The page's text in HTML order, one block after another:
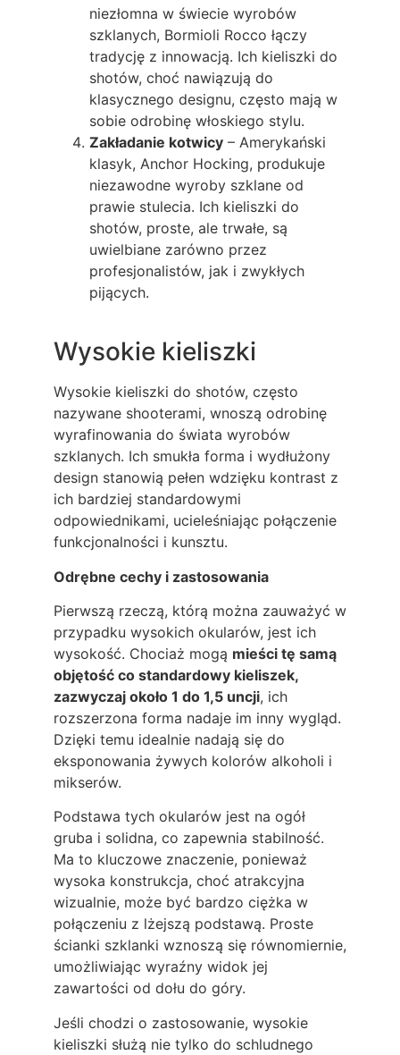
niezłomna w świecie wyrobów
szklanych, Bormioli Rocco łączy
tradycję z innowacją. Ich kieliszki do
shotów, choć nawiązują do
klasycznego designu, często mają w
sobie odrobinę włoskiego stylu.
Zakładanie kotwicy – Amerykański
klasyk, Anchor Hocking, produkuje
niezawodne wyroby szklane od
prawie stulecia. Ich kieliszki do
shotów, proste, ale trwałe, są
uwielbiane zarówno przez
profesjonalistów, jak i zwykłych
pijących.
Wysokie kieliszki
Wysokie kieliszki do shotów, często
nazywane shooterami, wnoszą odrobinę
wyrafinowania do świata wyrobów
szklanych. Ich smukła forma i wydłużony
design stanowią pełen wdzięku kontrast z
ich bardziej standardowymi
odpowiednikami, ucieleśniając połączenie
funkcjonalności i kunsztu.
Odrębne cechy i zastosowania
Pierwszą rzeczą, którą można zauważyć w
przypadku wysokich okularów, jest ich
wysokość. Chociaż mogą mieści tę samą
objętość co standardowy kieliszek,
zazwyczaj około 1 do 1,5 uncji, ich
rozszerzona forma nadaje im inny wygląd.
Dzięki temu idealnie nadają się do
eksponowania żywych kolorów alkoholi i
mikserów.
Podstawa tych okularów jest na ogół
gruba i solidna, co zapewnia stabilność.
Ma to kluczowe znaczenie, ponieważ
wysoka konstrukcja, choć atrakcyjna
wizualnie, może być bardzo ciężka w
połączeniu z lżejszą podstawą. Proste
ścianki szklanki wznoszą się równomiernie,
umożliwiając wyraźny widok jej
zawartości od dołu do góry.
Jeśli chodzi o zastosowanie, wysokie
kieliszki służą nie tylko do schludnego